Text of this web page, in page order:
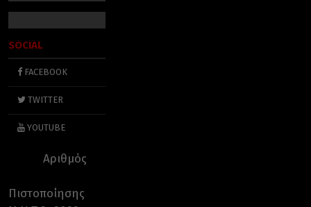
SOCIAL
FACEBOOK
TWITTER
YOUTUBE
Αριθμός
Πιστοποίησης